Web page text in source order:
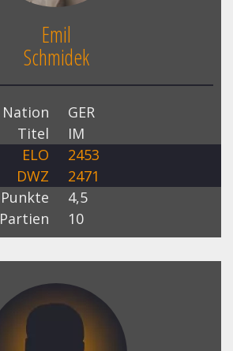
Emil
Schmidek
Nation
GER
Titel
IM
ELO
2453
DWZ
2471
Punkte
4,5
Partien
10